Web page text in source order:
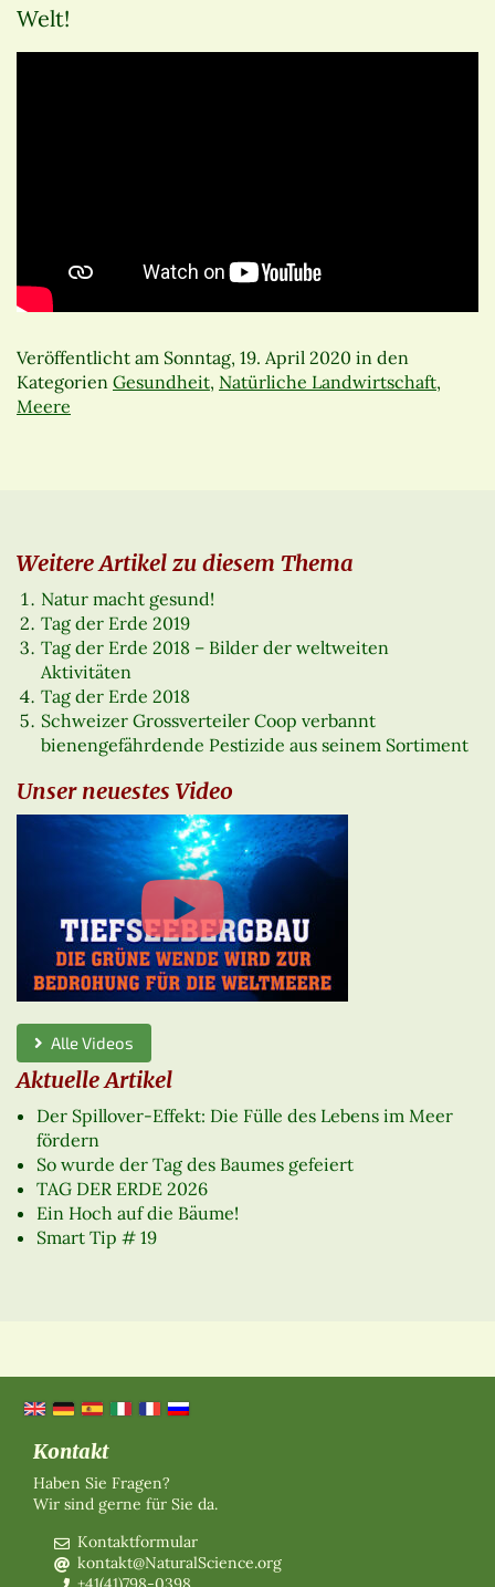
Welt!
Veröffentlicht am Sonntag, 19. April 2020 in den
Kategorien Gesundheit, Natürliche Landwirtschaft,
Meere
Weitere Artikel zu diesem Thema
Natur macht gesund!
Tag der Erde 2019
Tag der Erde 2018 – Bilder der weltweiten
Aktivitäten
Tag der Erde 2018
Schweizer Grossverteiler Coop verbannt
bienengefährdende Pestizide aus seinem Sortiment
Unser neuestes Video
Alle Videos
Aktuelle Artikel
Der Spillover-Effekt: Die Fülle des Lebens im Meer
fördern
So wurde der Tag des Baumes gefeiert
TAG DER ERDE 2026
Ein Hoch auf die Bäume!
Smart Tip # 19
Kontakt
Haben Sie Fragen?
Wir sind gerne für Sie da.
Kontaktformular
kontakt@NaturalScience.org